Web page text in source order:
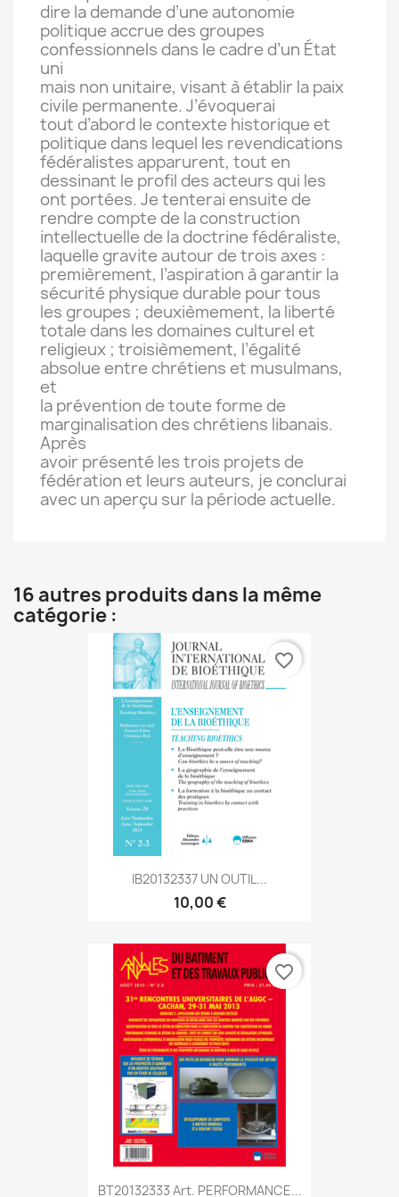
dire la demande d’une autonomie
politique accrue des groupes
confessionnels dans le cadre d’un État
uni
mais non unitaire, visant à établir la paix
civile permanente. J’évoquerai
tout d’abord le contexte historique et
politique dans lequel les revendications
fédéralistes apparurent, tout en
dessinant le profil des acteurs qui les
ont portées. Je tenterai ensuite de
rendre compte de la construction
intellectuelle de la doctrine fédéraliste,
laquelle gravite autour de trois axes :
premièrement, l’aspiration à garantir la
sécurité physique durable pour tous
les groupes ; deuxièmement, la liberté
totale dans les domaines culturel et
religieux ; troisièmement, l’égalité
absolue entre chrétiens et musulmans,
et
la prévention de toute forme de
marginalisation des chrétiens libanais.
Après
avoir présenté les trois projets de
fédération et leurs auteurs, je conclurai
avec un aperçu sur la période actuelle.
16 autres produits dans la même
catégorie :
IB20132337 UN OUTIL...
10,00 €
favorite_border
BT20132333 Art. PERFORMANCE...
favorite_border